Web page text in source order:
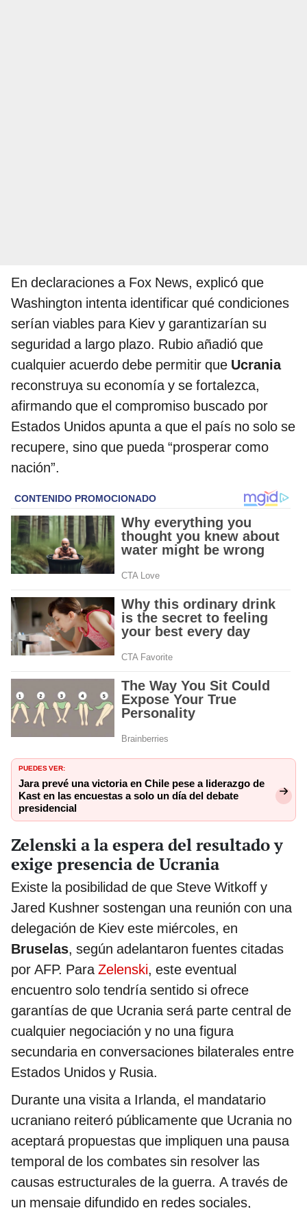
En declaraciones a Fox News, explicó que
Washington intenta identificar qué condiciones
serían viables para Kiev y garantizarían su
seguridad a largo plazo. Rubio añadió que
cualquier acuerdo debe permitir que Ucrania
reconstruya su economía y se fortalezca,
afirmando que el compromiso buscado por
Estados Unidos apunta a que el país no solo se
recupere, sino que pueda “prosperar como
nación”.
PUEDES VER:
Jara prevé una victoria en Chile pese a liderazgo de
Kast en las encuestas a solo un día del debate
presidencial
Zelenski a la espera del resultado y
exige presencia de Ucrania
Existe la posibilidad de que Steve Witkoff y
Jared Kushner sostengan una reunión con una
delegación de Kiev este miércoles, en
Bruselas, según adelantaron fuentes citadas
por AFP. Para Zelenski, este eventual
encuentro solo tendría sentido si ofrece
garantías de que Ucrania será parte central de
cualquier negociación y no una figura
secundaria en conversaciones bilaterales entre
Estados Unidos y Rusia.
Durante una visita a Irlanda, el mandatario
ucraniano reiteró públicamente que Ucrania no
aceptará propuestas que impliquen una pausa
temporal de los combates sin resolver las
causas estructurales de la guerra. A través de
un mensaje difundido en redes sociales,